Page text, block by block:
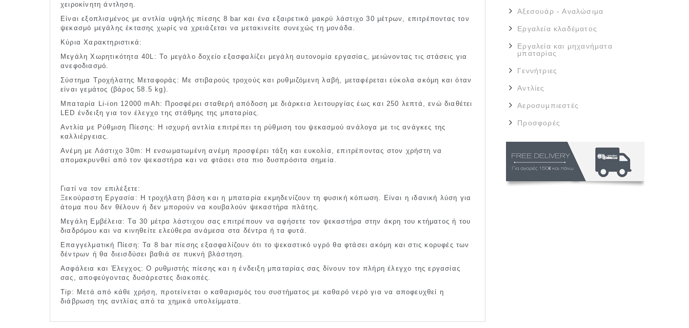
χειροκίνητη άντληση.
Είναι εξοπλισμένος με αντλία υψηλής πίεσης 8 bar και ένα εξαιρετικά μακρύ λάστιχο 30 μέτρων, επιτρέποντας τον
ψεκασμό μεγάλης έκτασης χωρίς να χρειάζεται να μετακινείτε συνεχώς τη μονάδα.
Κύρια Χαρακτηριστικά:
Μεγάλη Χωρητικότητα 40L: Το μεγάλο δοχείο εξασφαλίζει μεγάλη αυτονομία εργασίας, μειώνοντας τις στάσεις για
ανεφοδιασμό.
Σύστημα Τροχήλατης Μεταφοράς: Με στιβαρούς τροχούς και ρυθμιζόμενη λαβή, μεταφέρεται εύκολα ακόμη και όταν
είναι γεμάτος (βάρος 58.5 kg).
Μπαταρία Li-ion 12000 mAh: Προσφέρει σταθερή απόδοση με διάρκεια λειτουργίας έως και 250 λεπτά, ενώ διαθέτει
LED ένδειξη για τον έλεγχο της στάθμης της μπαταρίας.
Αντλία με Ρύθμιση Πίεσης: Η ισχυρή αντλία επιτρέπει τη ρύθμιση του ψεκασμού ανάλογα με τις ανάγκες της
καλλιέργειας.
Ανέμη με Λάστιχο 30m: Η ενσωματωμένη ανέμη προσφέρει τάξη και ευκολία, επιτρέποντας στον χρήστη να
απομακρυνθεί από τον ψεκαστήρα και να φτάσει στα πιο δυσπρόσιτα σημεία.
Γιατί να τον επιλέξετε:
Ξεκούραστη Εργασία: Η τροχήλατη βάση και η μπαταρία εκμηδενίζουν τη φυσική κόπωση. Είναι η ιδανική λύση για
άτομα που δεν θέλουν ή δεν μπορούν να κουβαλούν ψεκαστήρα πλάτης.
Μεγάλη Εμβέλεια: Τα 30 μέτρα λάστιχου σας επιτρέπουν να αφήσετε τον ψεκαστήρα στην άκρη του κτήματος ή του
διαδρόμου και να κινηθείτε ελεύθερα ανάμεσα στα δέντρα ή τα φυτά.
Επαγγελματική Πίεση: Τα 8 bar πίεσης εξασφαλίζουν ότι το ψεκαστικό υγρό θα φτάσει ακόμη και στις κορυφές των
δέντρων ή θα διεισδύσει βαθιά σε πυκνή βλάστηση.
Ασφάλεια και Έλεγχος: Ο ρυθμιστής πίεσης και η ένδειξη μπαταρίας σας δίνουν τον πλήρη έλεγχο της εργασίας
σας, αποφεύγοντας δυσάρεστες διακοπές.
Tip: Μετά από κάθε χρήση, προτείνεται ο καθαρισμός του συστήματος με καθαρό νερό για να αποφευχθεί η
διάβρωση της αντλίας από τα χημικά υπολείμματα.
Αξεσουάρ - Αναλώσιμα
Εργαλεία κλαδέματος
Εργαλεία και μηχανήματα
μπαταρίας
Γεννήτριες
Αντλίες
Αεροσυμπιεστές
Προσφορές